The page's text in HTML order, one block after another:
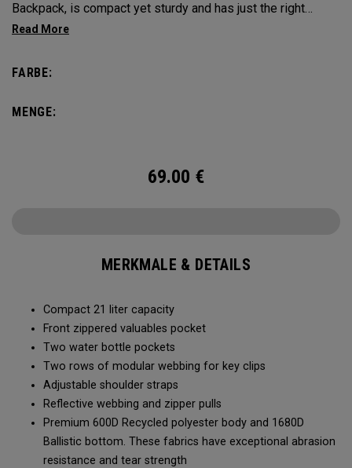
Backpack, is compact yet sturdy and has just the right
amount of storage and organization for your lighter packing.
FARBE:
MENGE:
69.00 €
MERKMALE & DETAILS
Compact 21 liter capacity
Front zippered valuables pocket
Two water bottle pockets
Two rows of modular webbing for key clips
Adjustable shoulder straps
Reflective webbing and zipper pulls
Premium 600D Recycled polyester body and 1680D
Ballistic bottom. These fabrics have exceptional abrasion
resistance and tear strength